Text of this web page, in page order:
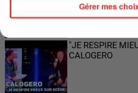
"JE RESPIRE
CALOGERO
Gérer mes